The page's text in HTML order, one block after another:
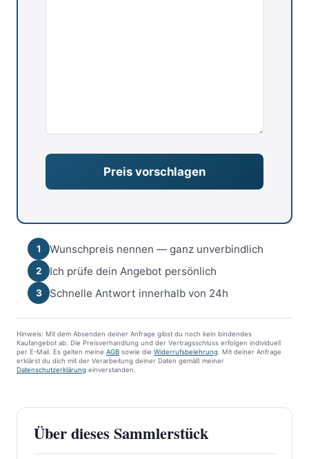
1 Wunschpreis nennen — ganz unverbindlich
2 Ich prüfe dein Angebot persönlich
3 Schnelle Antwort innerhalb von 24h
Hinweis: Mit dem Absenden deiner Anfrage gibst du noch kein bindendes
Kaufangebot ab. Die Preisverhandlung und der Vertragsschluss erfolgen individuell
per E-Mail. Es gelten meine AGB sowie die Widerrufsbelehrung. Mit deiner Anfrage
erklärst du dich mit der Verarbeitung deiner Daten gemäß meiner
Datenschutzerklärung einverstanden.
Über dieses Sammlerstück